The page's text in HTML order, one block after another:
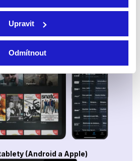
Upravit
Odmítnout
Google, Samsung, LG, VIDAA
(Android a Apple)